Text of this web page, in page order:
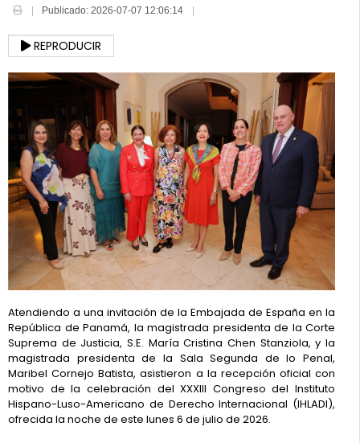
Publicado: 2026-07-07 12:06:14
REPRODUCIR
Atendiendo a una invitación de la Embajada de España en la
República de Panamá, la magistrada presidenta de la Corte
Suprema de Justicia, S.E. María Cristina Chen Stanziola, y la
magistrada presidenta de la Sala Segunda de lo Penal,
Maribel Cornejo Batista, asistieron a la recepción oficial con
motivo de la celebración del XXXIII Congreso del Instituto
Hispano-Luso-Americano de Derecho Internacional (IHLADI),
ofrecida la noche de este lunes 6 de julio de 2026.